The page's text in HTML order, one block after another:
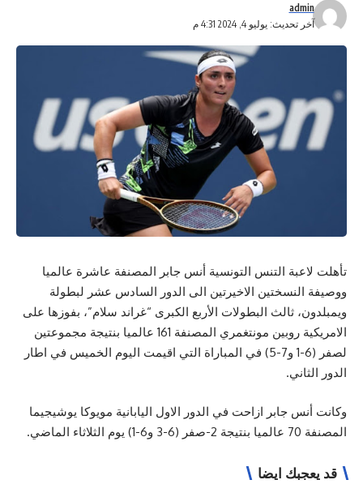
آخر تحديث: يوليو 4, 2024 4:31 م
admin
تأهلت لاعبة التنس التونسية أنس جابر المصنفة عاشرة عالميا
ووصيفة النسختين الاخيرتين الى الدور السادس عشر لبطولة
ويمبلدون، ثالث البطولات الأربع الكبرى “غراند سلام”، بفوزها على
الامريكية روبين مونتغمري المصنفة 161 عالميا بنتيجة مجموعتين
لصفر (6-1 و7-5) في المباراة التي اقيمت اليوم الخميس في اطار
الدور الثاني.
وكانت أنس جابر ازاحت في الدور الاول اليابانية مويوكا يوشيجيما
المصنفة 70 عالميا بنتيجة 2-صفر (6-3 و6-1) يوم الثلاثاء الماضي.
قد يعجبك ايضا